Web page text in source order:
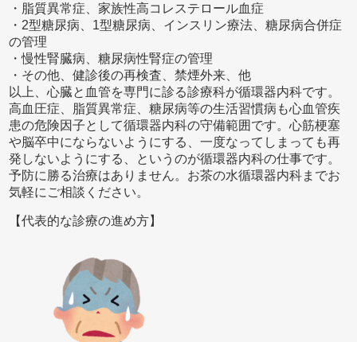
・脂質異常症、家族性高コレステロール血症
・2型糖尿病、1型糖尿病、インスリン療法、糖尿病合併症
の管理
・慢性腎臓病、糖尿病性腎症の管理
・その他、健診後の再検査、禁煙外来、他
以上、心臓と血管を専門に診る診療科が循環器内科です。
高血圧症、脂質異常症、糖尿病等の生活習慣病も心血管疾
患の危険因子として循環器内科の守備範囲です。心筋梗塞
や脳卒中にならないようにする、一度なってしまっても再
発しないようにする、というのが循環器内科の仕事です。
予防に勝る治療はありません。お茶の水循環器内科までお
気軽にご相談ください。
【代表的な診療の進め方】